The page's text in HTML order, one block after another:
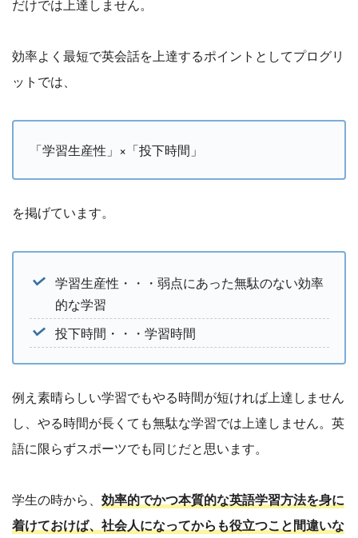
だけでは上達しません。
効率よく最短で英会話を上達するポイントとしてプログリ
ットでは、
「学習生産性」×「投下時間」
を掲げています。
学習生産性・・・弱点にあった無駄のない効率
的な学習
投下時間・・・学習時間
例え素晴らしい学習でもやる時間が短ければ上達しません
し、やる時間が長くても無駄な学習では上達しません。英
語に限らずスポーツでも同じだと思います。
学生の時から、 効率的でかつ本質的な英語学習方法を身に
着けておけば、社会人になってからも役立つこと間違いな